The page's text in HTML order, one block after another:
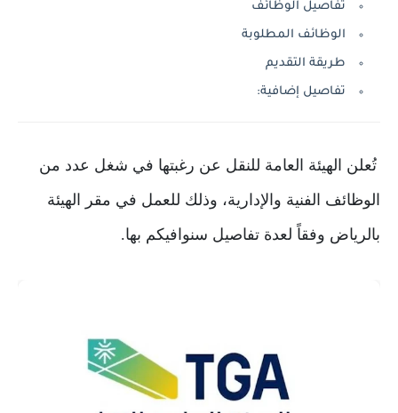
تفاصيل الوظائف
الوظائف المطلوبة
طريقة التقديم
تفاصيل إضافية:
تُعلن الهيئة العامة للنقل عن رغبتها في شغل عدد من
الوظائف الفنية والإدارية، وذلك للعمل في مقر الهيئة
بالرياض وفقاً لعدة تفاصيل سنوافيكم بها.